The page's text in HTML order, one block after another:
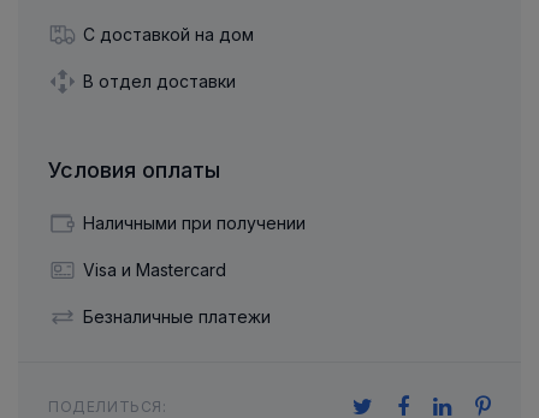
С доставкой на дом
В отдел доставки
Условия оплаты
Наличными при получении
Visa и Mastercard
Безналичные платежи
ПОДЕЛИТЬСЯ: